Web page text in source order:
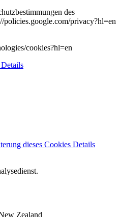
des
policies.google.com/privacy?hl=en
cookies?hl=en
Details
dieses Cookies Details
Zealand